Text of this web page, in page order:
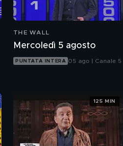
THE WALL
Mercoledì 5 agosto
PUNTATA INTERA 05 ago | Canale 5
125 MIN